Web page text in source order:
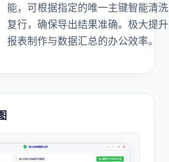
能，可根据指定的唯一主键智能清
复行，确保导出结果准确。极大提
报表制作与数据汇总的办公效率。